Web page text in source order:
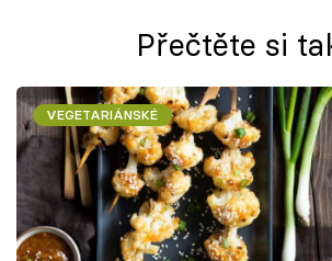
Přečtěte si
VEGETARIÁNSKÉ